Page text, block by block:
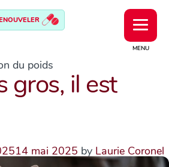
MENU
du poids
gros, il est
14 mai 2025 by Laurie Coronel